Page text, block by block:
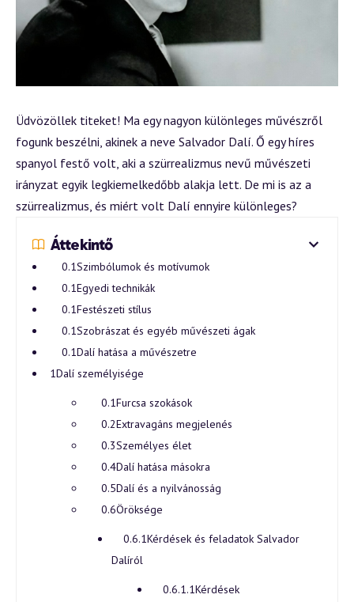
Üdvözöllek titeket! Ma egy nagyon különleges művészről
fogunk beszélni, akinek a neve Salvador Dalí. Ő egy híres
spanyol festő volt, aki a szürrealizmus nevű művészeti
irányzat egyik legkiemelkedőbb alakja lett. De mi is az a
szürrealizmus, és miért volt Dalí ennyire különleges?
Áttekintő
Szimbólumok és motívumok
Egyedi technikák
Festészeti stílus
Szobrászat és egyéb művészeti ágak
Dalí hatása a művészetre
Dalí személyisége
Furcsa szokások
Extravagáns megjelenés
Személyes élet
Dalí hatása másokra
Dalí és a nyilvánosság
Öröksége
Kérdések és feladatok Salvador
Dalíról
Kérdések